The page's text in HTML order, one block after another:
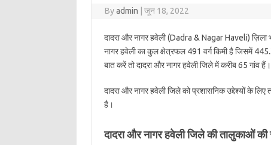
Byadmin जून 18, 2022
दादरा और नागर हवेली (Dadra & Nagar Haveli) ज़िला
नागर हवेली का कुल क्षेत्रफल 491 वर्ग किमी है जिसमें
बात करें तो दादरा और नागर हवेली जिले में करीब 65 गांव हैं।
दादरा और नागर हवेली जिले को प्रशासनिक उद्देश्यों के लिए
है।
दादरा और नागर हवेली जिले की